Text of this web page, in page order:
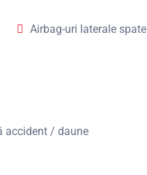
Airbag-uri laterale spate
accident / daune